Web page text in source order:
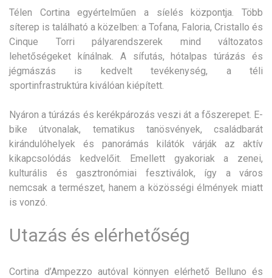
Télen Cortina egyértelműen a síelés központja. Több
síterep is található a közelben: a Tofana, Faloria, Cristallo és
Cinque Torri pályarendszerek mind változatos
lehetőségeket kínálnak. A sífutás, hótalpas túrázás és
jégmászás is kedvelt tevékenység, a téli
sportinfrastruktúra kiválóan kiépített.
Nyáron a túrázás és kerékpározás veszi át a főszerepet. E-
bike útvonalak, tematikus tanösvények, családbarát
kirándulóhelyek és panorámás kilátók várják az aktív
kikapcsolódás kedvelőit. Emellett gyakoriak a zenei,
kulturális és gasztronómiai fesztiválok, így a város
nemcsak a természet, hanem a közösségi élmények miatt
is vonzó.
Utazás és elérhetőség
Cortina d’Ampezzo autóval könnyen elérhető Belluno és